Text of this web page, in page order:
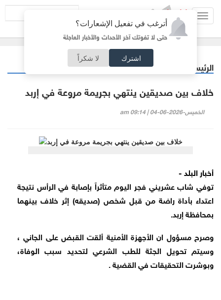
أترغب في تفعيل الإشعارات؟
حتى لا تفوتك آخر الأحداث والأخبار العاجلة
اشترك لا شكراً
الرئيسية
خلاف بين صديقين ينتهي بجريمة مروعة في إربد
الخميس-2026-06-04 | 09:14 am
أخبار البلد -
توفي شاب عشريني فجر اليوم متأثراً بإصابة في الرأس نتيجة
اعتداء بأداة راضة من قبل شخص (صديقه) إثر خلاف بينهما
بمحافظة إربد.
وصرح مسؤول ان الأجهزة الأمنية ألقت القبض على الجاني ،
وسيتم تحويل الجثة للطب الشرعي لتحديد سبب الوفاة،
وبوشرت التحقيقات في القضية .